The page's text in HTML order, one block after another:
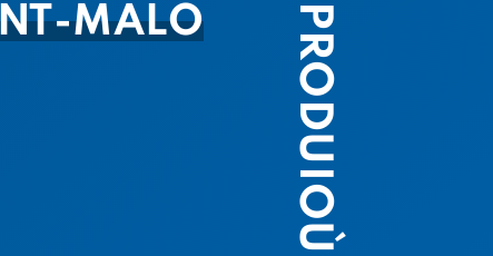
PRODUIOÙ
MALO